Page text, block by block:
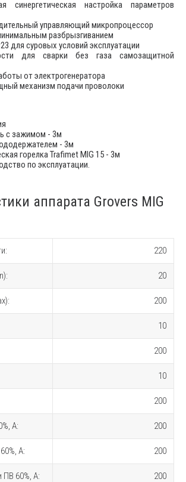
синергетическая настройка параметров
управляющий микропроцессор
разбрызгиванием
для суровых условий эксплуатации
для сварки без газа самозащитной
от электрогенератора
механизм подачи проволоки
с зажимом - 3м
- 3м
горелка Trafimet MIG 15 - 3м
по эксплуатации.
аппарата Grovers MIG
220
20
200
10
200
10
200
A: 200
A: 200
ПВ 60%, A: 200